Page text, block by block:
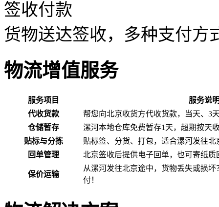
签收付款
货物送达签收，多种支付方
物流增值服务
服务项目
服务说
代收货款
帮您向北京收货方代收货款，当天、3
仓储暂存
漯河本地仓库免费暂存1天，超期按天
贴标与分拣
贴标签、分货、打包，适合漯河发往
回单管理
北京签收后提供电子回单，也可寄纸质
保价运输
从漯河发往北京途中，货物丢失或损
付！